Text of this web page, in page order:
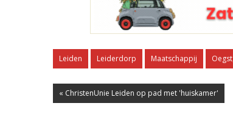
Leiden Leiderdorp Maatschappij
« ChristenUnie Leiden op pad met 'huiskamer'